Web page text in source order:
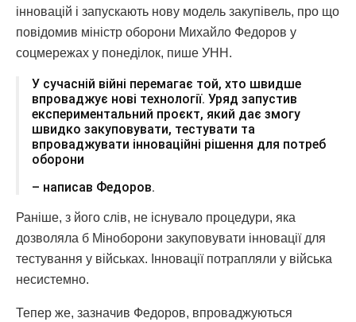
інновацій і запускають нову модель закупівель, про що
повідомив міністр оборони Михайло Федоров у
соцмережах у понеділок, пише УНН.
У сучасній війні перемагає той, хто швидше
впроваджує нові технології. Уряд запустив
експериментальний проєкт, який дає змогу
швидко закуповувати, тестувати та
впроваджувати інноваційні рішення для потреб
оборони
– написав Федоров.
Раніше, з його слів, не існувало процедури, яка
дозволяла б Міноборони закуповувати інновації для
тестування у військах. Інновації потрапляли у війська
несистемно.
Тепер же, зазначив Федоров, впроваджуються